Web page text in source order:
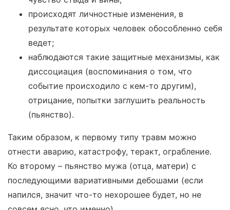
происходят личностные изменения, в
результате которых человек обособленно себя
ведет;
наблюдаются такие защитные механизмы, как
диссоциация (воспоминания о том, что
событие происходило с кем-то другим),
отрицание, попытки заглушить реальность
(пьянство).
Таким образом, к первому типу травм можно
отнести аварию, катастрофу, теракт, ограбление.
Ко второму – пьянство мужа (отца, матери) с
последующими вариативными дебошами (если
напился, значит что-то нехорошее будет, но не